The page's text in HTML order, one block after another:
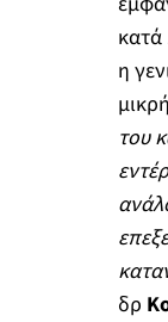
κατά
η
του
δρ